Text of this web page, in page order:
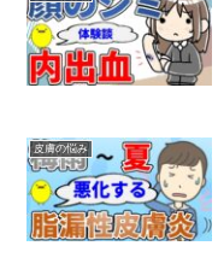
皮膚の悩み